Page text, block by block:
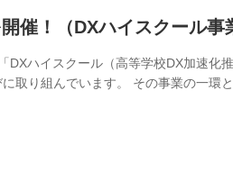
催！（DXハイスクール事
DXハイスクール（高等学校DX加速化
取り組んでいます。 その事業の一環